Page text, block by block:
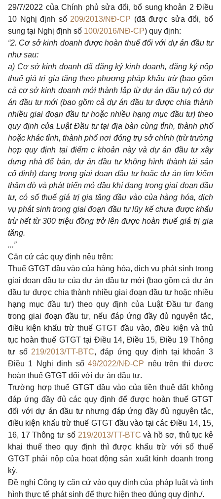
29/7/2022 của Chính phủ sửa đổi, bổ sung khoản 2 Điều
10 Nghị định số 209/2013/NĐ-CP (đã được sửa đổi, bổ
sung tại Nghị định số 100/2016/NĐ-CP) quy định:
“2. Cơ sở kinh doanh được hoàn thuế đối với dự án đầu tư
như sau:
a) Cơ sở kinh doanh đã đăng ký kinh doanh, đăng ký nộp
thuế giá trị gia tăng theo phương pháp khấu trừ (bao gồm
cả cơ sở kinh doanh mới thành lập từ dự án đầu tư) có dự
án đầu tư mới (bao gồm cả dự án đầu tư được chia thành
nhiều giai đoạn đầu tư hoặc nhiều hạng mục đầu tư) theo
quy định của Luật Đầu tư tại địa bàn cùng tỉnh, thành phố
hoặc khác tỉnh, thành phố nơi đóng trụ sở chính (trừ trường
hợp quy định tại điểm c khoản này và dự án đầu tư xây
dựng nhà để bán, dự án đầu tư không hình thành tài sản
cố định) đang trong giai đoạn đầu tư hoặc dự án tìm kiếm
thăm dò và phát triển mỏ dầu khí đang trong giai đoạn đầu
tư, có số thuế giá trị gia tăng đầu vào của hàng hóa, dịch
vụ phát sinh trong giai đoạn đầu tư lũy kế chưa được khấu
trừ hết từ 300 triệu đồng trở lên được hoàn thuế giá trị gia
tăng.
...”
Căn cứ các quy định nêu trên:
Thuế GTGT đầu vào của hàng hóa, dịch vụ phát sinh trong
giai đoạn đầu tư của dự án đầu tư mới (bao gồm cả dự án
đầu tư được chia thành nhiều giai đoạn đầu tư hoặc nhiều
hạng mục đầu tư) theo quy định của Luật Đầu tư đang
trong giai đoạn đầu tư, nếu đáp ứng đầy đủ nguyên tắc,
điều kiện khấu trừ thuế GTGT đầu vào, điều kiện và thủ
tục hoàn thuế GTGT tại Điều 14, Điều 15, Điều 19 Thông
tư số 219/2013/TT-BTC, đáp ứng quy định tại khoản 3
Điều 1 Nghị định số49/2022/NĐ-CP nêu trên thì được
hoàn thuế GTGT đối với dự án đầu tư.
Trường hợp thuế GTGT đầu vào của tiền thuê đất không
đáp ứng đầy đủ các quy định để được hoàn thuế GTGT
đối với dự án đầu tư nhưng đáp ứng đầy đủ nguyên tắc,
điều kiện khấu trừ thuế GTGT đầu vào tại các Điều 14, 15,
16, 17 Thông tư số 219/2013/TT-BTC và hồ sơ, thủ tục kê
khai thuế theo quy định thì được khấu trừ với số thuế
GTGT phải nộp của hoạt động sản xuất kinh doanh trong
kỳ.
Đề nghị Công ty căn cứ vào quy định của pháp luật và tình
hình thực tế phát sinh để thực hiện theo đúng quy định./.